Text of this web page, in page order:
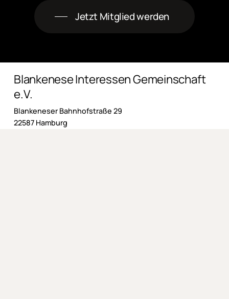
Jetzt Mitglied werden
Blankenese Interessen Gemeinschaft
e.V.
Blankeneser Bahnhofstraße 29
22587 Hamburg